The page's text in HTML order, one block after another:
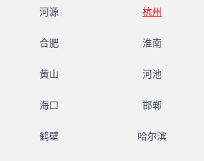
河源 杭州
合肥 淮南
黄山 河池
海口 邯郸
鹤壁 哈尔滨